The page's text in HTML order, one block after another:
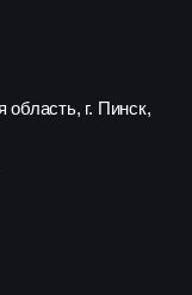
область, г. Пинск,